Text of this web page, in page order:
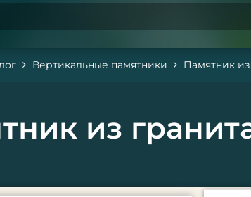
Вертикальные памятники Памятник из
из